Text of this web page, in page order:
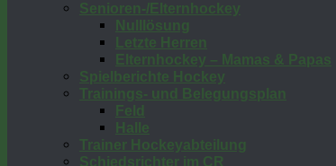
Senioren-/Elternhockey
Nulllösung
Letzte Herren
Elternhockey – Mamas & Papas
Spielberichte Hockey
Trainings- und Belegungsplan
Feld
Halle
Trainer Hockeyabteilung
Schiedsrichter im CR